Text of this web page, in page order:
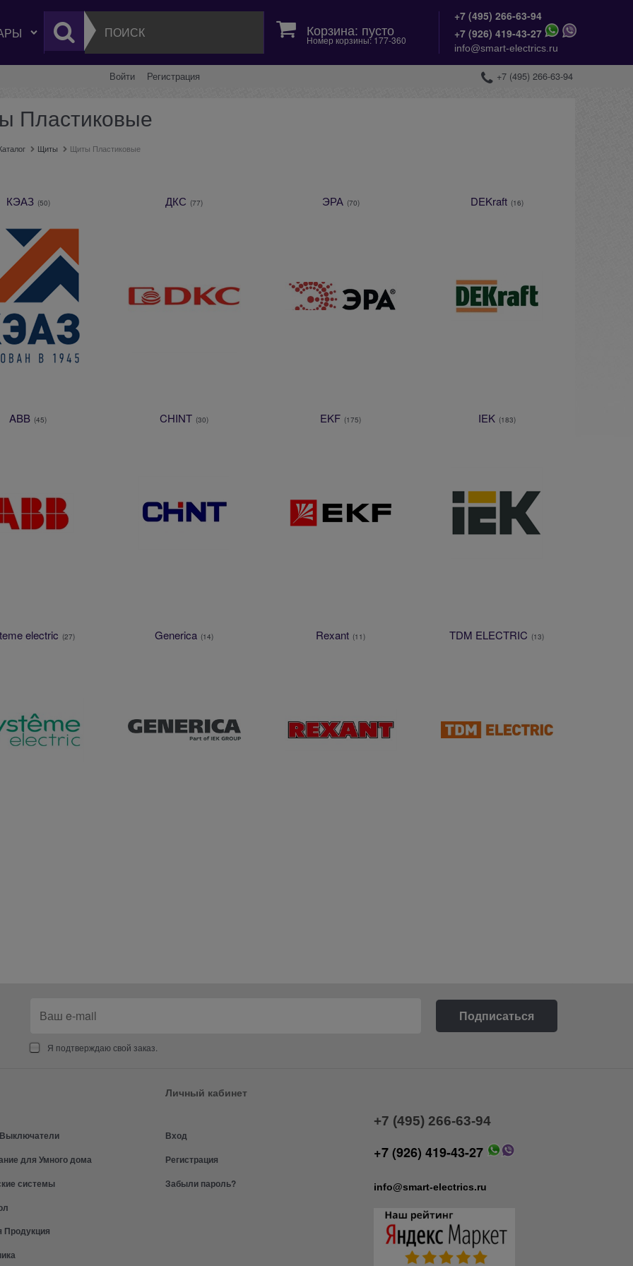
Корзина: пусто
Номер корзины: 177-360
+7 (495) 266-63-94
+7 (926) 419-43-27
info@smart-electrics.ru
Войти Регистрация +7 (495) 266-63-94
Пластиковые
Щиты Щиты Пластиковые
КЭАЗ (50) ДКС (77) ЭРА (70) DEKraft (16)
ABB (45) CHINT (30) EKF (175) IEK (183)
electric (27) Generica (14) Rexant (11) TDM ELECTRIC (13)
Я подтверждаю свой заказ.
Выключатели
для Умного дома
системы
Продукция
Личный кабинет
Вход
Регистрация
Забыли пароль?
+7 (495) 266-63-94
+7 (926) 419-43-27
info@smart-electrics.ru